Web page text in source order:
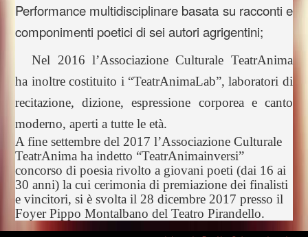
Performance multidisciplinare basata su racconti e
componimenti poetici di sei autori agrigentini;
Nel 2016 l’Associazione Culturale TeatrAnima
ha inoltre costituito i “TeatrAnimaLab”, laboratori di
recitazione, dizione, espressione corporea e canto
moderno, aperti a tutte le età.
A fine settembre del 2017 l’Associazione Culturale
TeatrAnima ha indetto “TeatrAnimainversi”
concorso di poesia rivolto a giovani poeti (dai 16 ai
30 anni) la cui cerimonia di premiazione dei finalisti
e vincitori, si è svolta il 28 dicembre 2017 presso il
Foyer Pippo Montalbano del Teatro Pirandello.